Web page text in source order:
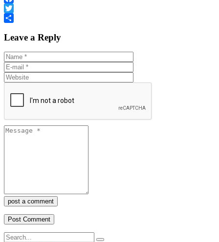
Facebook
Twitter
Leave a Reply
post a comment